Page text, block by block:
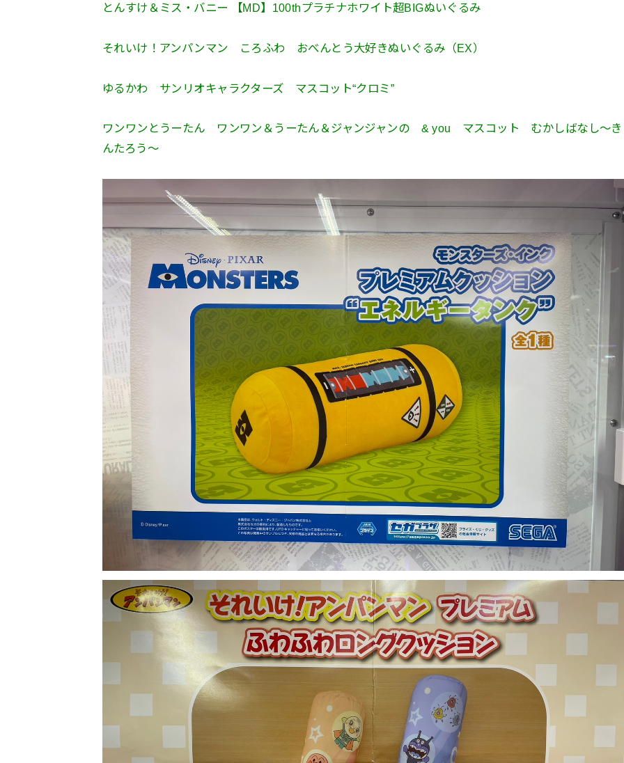
とんすけ＆ミス・バニー 【MD】100thプラチナホワイト超BIGぬいぐるみ
それいけ！アンパンマン ころふわ おべんとう大好きぬいぐるみ（EX）
ゆるかわ サンリオキャラクターズ マスコット“クロミ”
ワンワンとうーたん ワンワン＆うーたん＆ジャンジャンの & you マスコット むかしばなし～き
んたろう～